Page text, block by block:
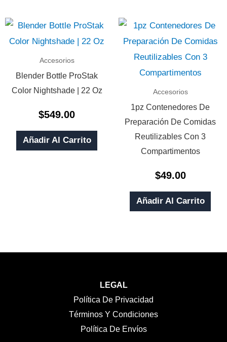
Accesorios
Blender Bottle ProStak
Color Nightshade | 22 Oz
Valorado
0
De
5
$549.00
Añadir Al Carrito
Accesorios
1pz Contenedores De
Preparación De Comidas
Reutilizables Con 3
Compartimentos
Valorado
0
De
5
$49.00
Añadir Al Carrito
LEGAL
Política De Privacidad
Términos Y Condiciones
Política De Envíos